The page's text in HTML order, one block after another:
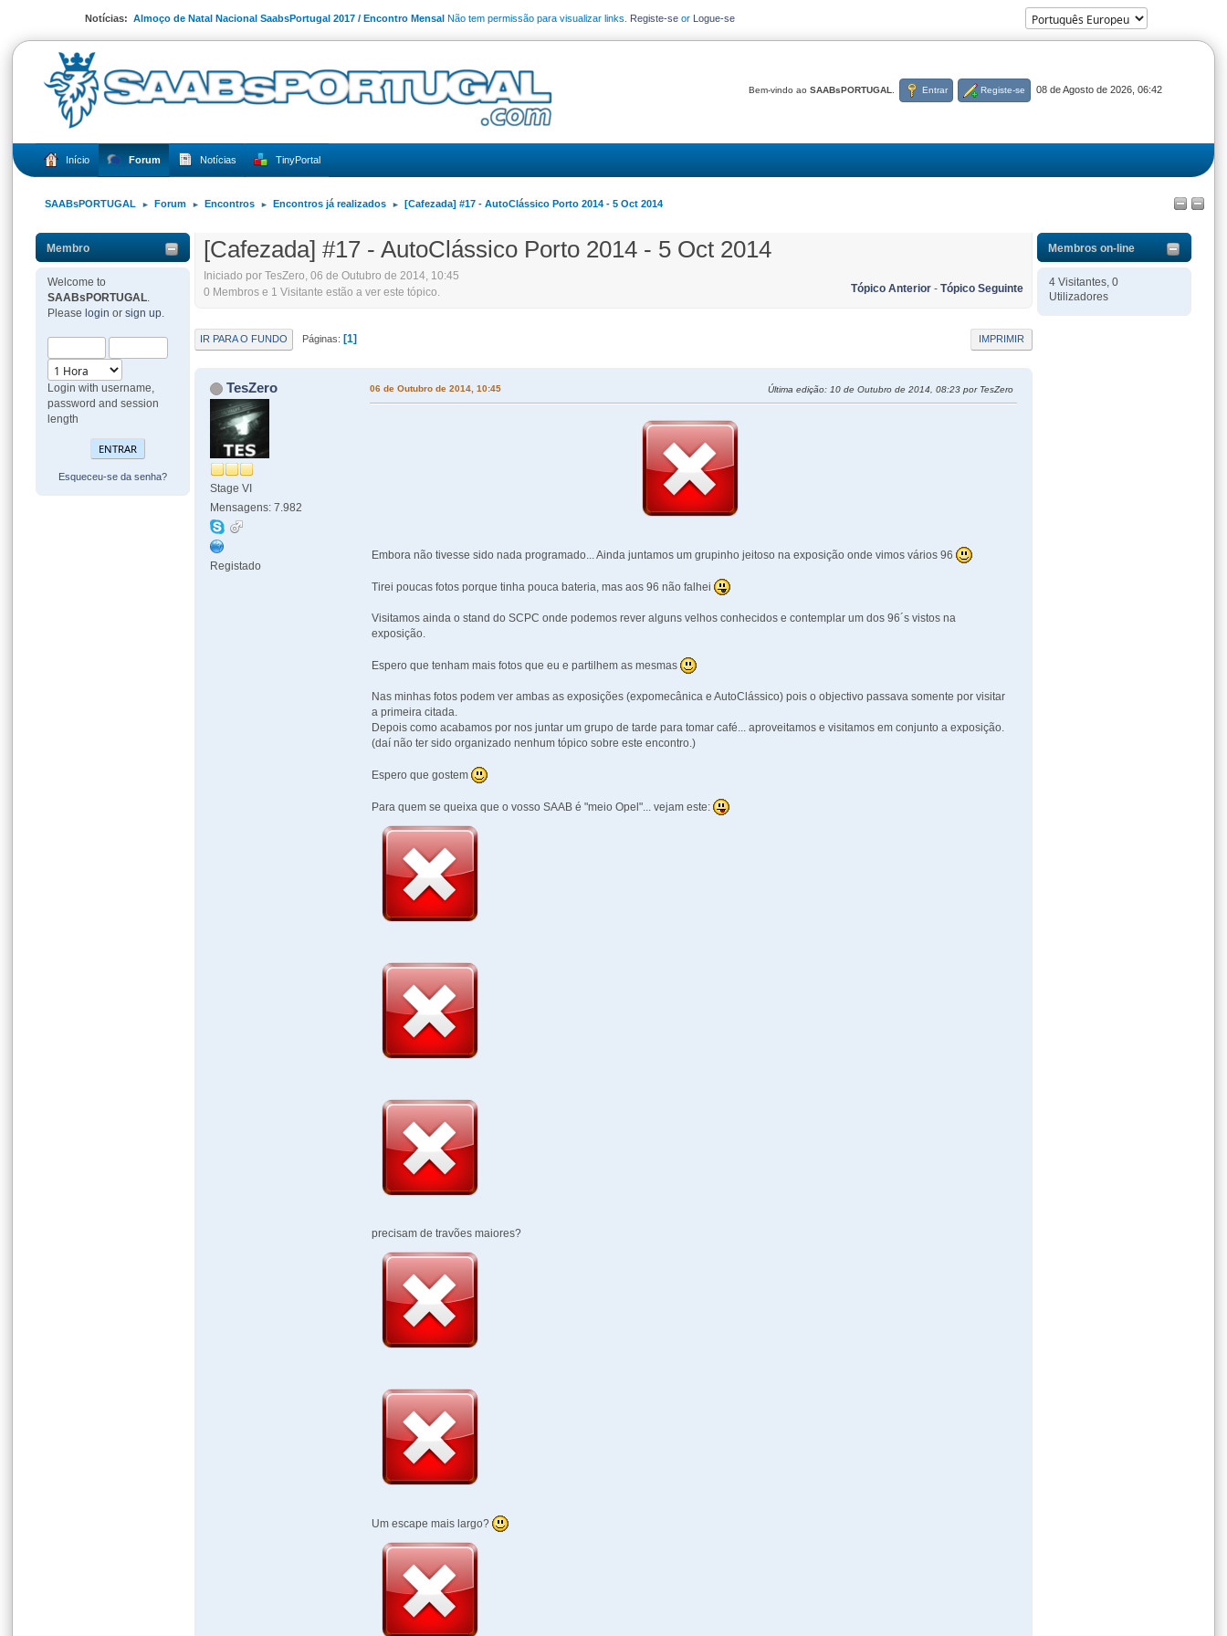
Notícias: Almoço de Natal Nacional SaabsPortugal 2017 / Encontro MensalNão tem permissão para visualizar links. Registe-se or Logue-se
08 de Agosto de 2026, 06:42
Bem-vindo aoSAABsPORTUGAL Entrar Registe-se
Início Forum Notícias TinyPortal
SAABsPORTUGAL ► Forum ► Encontros ► Encontros já realizados ► [Cafezada] #17 - AutoClássico Porto 2014 - 5 Oct 2014
Membro
Welcome to
SAABsPORTUGAL.
Please login or sign up.
Login with username,
password and session
length
Esqueceu-se da senha?
Membros on-line
4 Visitantes, 0
Utilizadores
[Cafezada] #17 - AutoClássico Porto 2014 - 5 Oct 2014
Iniciado por TesZero, 06 de Outubro de 2014, 10:45
Tópico Anterior- Tópico Seguinte
0 Membros e 1 Visitante estão a ver este tópico.
IMPRIMIR
IR PARA O FUNDO Páginas 1
TesZero
Stage VI
Mensagens: 7.982
Registado
06 de Outubro de 2014, 10:45 Última edição: 10 de Outubro de 2014, 08:23 por TesZero
Embora não tivesse sido nada programado... Ainda juntamos um grupinho jeitoso na exposição onde vimos vários 96
Tirei poucas fotos porque tinha pouca bateria, mas aos 96 não falhei
Visitamos ainda o stand do SCPC onde podemos rever alguns velhos conhecidos e contemplar um dos 96´s vistos na
exposição.
Espero que tenham mais fotos que eu e partilhem as mesmas
Nas minhas fotos podem ver ambas as exposições (expomecânica e AutoClássico) pois o objectivo passava somente por visitar
a primeira citada.
Depois como acabamos por nos juntar um grupo de tarde para tomar café... aproveitamos e visitamos em conjunto a exposição.
(daí não ter sido organizado nenhum tópico sobre este encontro.)
Espero que gostem
Para quem se queixa que o vosso SAAB é "meio Opel"... vejam este:
precisam de travões maiores?
Um escape mais largo?